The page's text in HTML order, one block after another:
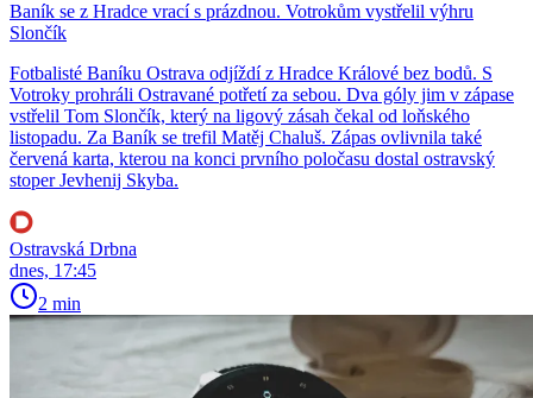
Baník se z Hradce vrací s prázdnou. Votrokům vystřelil výhru
Slončík
Fotbalisté Baníku Ostrava odjíždí z Hradce Králové bez bodů. S
Votroky prohráli Ostravané potřetí za sebou. Dva góly jim v zápase
vstřelil Tom Slončík, který na ligový zásah čekal od loňského
listopadu. Za Baník se trefil Matěj Chaluš. Zápas ovlivnila také
červená karta, kterou na konci prvního poločasu dostal ostravský
stoper Jevhenij Skyba.
Ostravská Drbna
dnes, 17:45
2 min